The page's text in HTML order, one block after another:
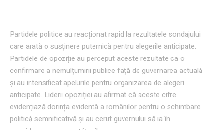
Partidele politice au reacționat rapid la rezultatele sondajului
care arată o susținere puternică pentru alegerile anticipate.
Partidele de opoziție au perceput aceste rezultate ca o
confirmare a nemulțumirii publice față de guvernarea actuală
și au intensificat apelurile pentru organizarea de alegeri
anticipate. Liderii opoziției au afirmat că aceste cifre
evidențiază dorința evidentă a românilor pentru o schimbare
politică semnificativă și au cerut guvernului să ia în